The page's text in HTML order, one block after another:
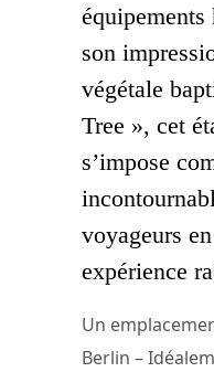
équipements
son
végétale
Tree », cet
s’impose
voyageurs
expérience
Un
Berlin –